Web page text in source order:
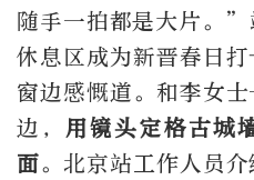
随手一拍都是大片。”
休息区成为新晋春日
窗边感慨道。和李女
边， 用镜头定格古城
面。北京站工作人员